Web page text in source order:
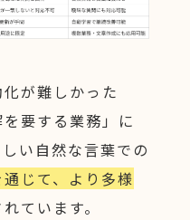
が難しかった
を要する業務」に
い自然な言葉での
じて、より多様
ています。